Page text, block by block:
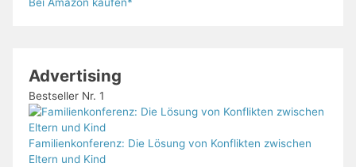
Advertising
Bestseller Nr. 1
Familienkonferenz: Die Lösung von Konflikten zwischen
Eltern und Kind